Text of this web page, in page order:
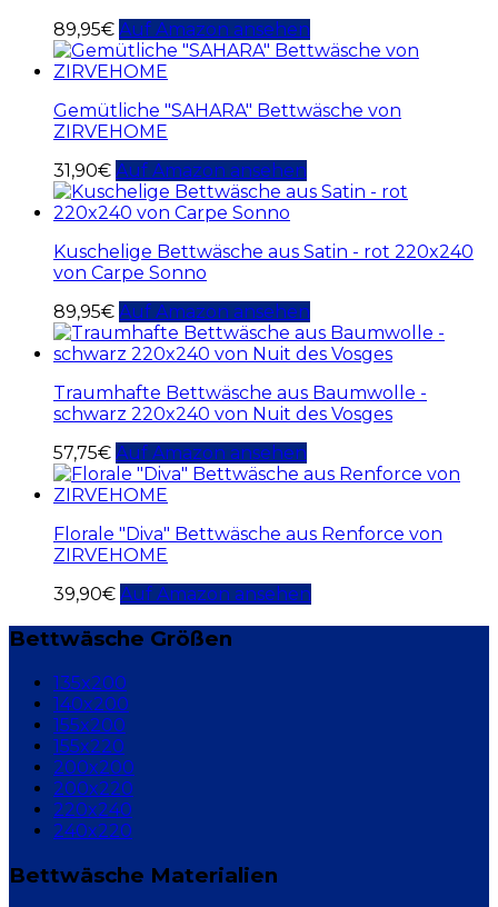
89,95€ Auf Amazon ansehen
Gemütliche "SAHARA" Bettwäsche von
ZIRVEHOME
31,90€ Auf Amazon ansehen
Kuschelige Bettwäsche aus Satin - rot 220x240
von Carpe Sonno
89,95€ Auf Amazon ansehen
Traumhafte Bettwäsche aus Baumwolle -
schwarz 220x240 von Nuit des Vosges
57,75€ Auf Amazon ansehen
Florale "Diva" Bettwäsche aus Renforce von
ZIRVEHOME
39,90€ Auf Amazon ansehen
Bettwäsche Größen
135x200
140x200
155x200
155x220
200x200
200x220
220x240
240x220
Bettwäsche Materialien